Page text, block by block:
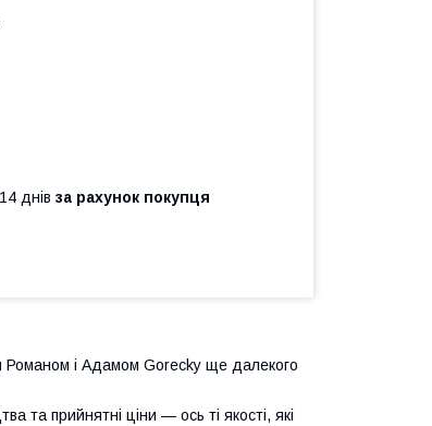
днів за рахунок покупця
Романом і Адамом Gorecky ще далекого
та прийнятні ціни — ось ті якості, які